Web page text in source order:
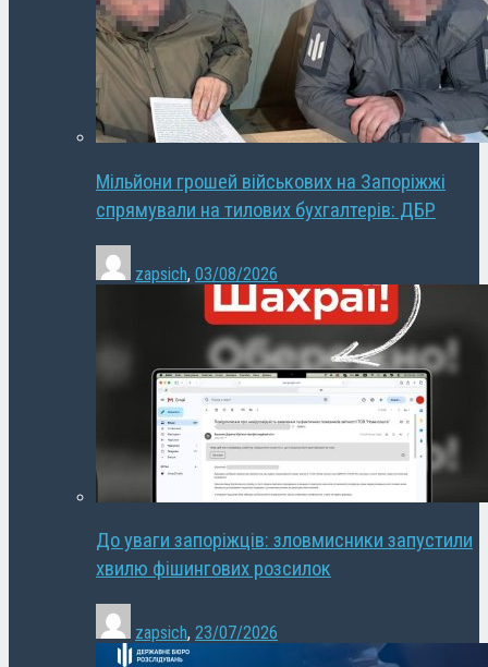
Мільйони грошей військових на Запоріжжі
спрямували на тилових бухгалтерів: ДБР
zapsich, 03/08/2026
До уваги запоріжців: зловмисники запустили
хвилю фішингових розсилок
zapsich, 23/07/2026